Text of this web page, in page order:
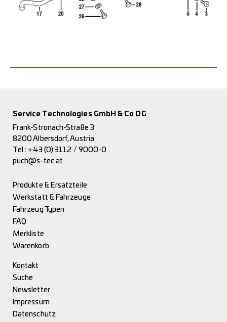
Service Technologies GmbH & Co OG
Frank-Stronach-Straße 3
8200 Albersdorf, Austria
Tel.: +43 (0) 3112 / 9000-0
puch@s-tec.at
Produkte & Ersatzteile
Werkstatt & Fahrzeuge
Fahrzeug Typen
FAQ
Merkliste
Warenkorb
Kontakt
Suche
Newsletter
Impressum
Datenschutz